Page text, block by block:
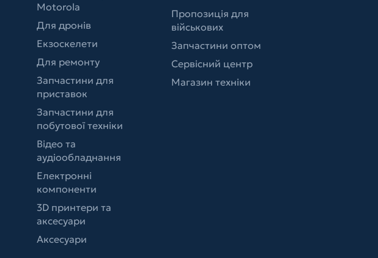
Motorola
Для дронів
Екзоскелети
Для ремонту
Запчастини для
приставок
Запчастини для
побутової техніки
Відео та
аудіообладнання
Електронні
компоненти
3D принтери та
аксесуари
Аксесуари
Пропозиція для
військових
Запчастини оптом
Сервісний центр
Магазин техніки